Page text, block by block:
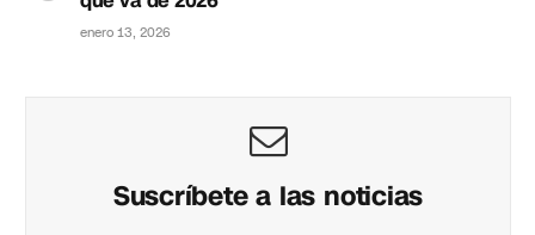
enero 13, 2026
Suscríbete a las noticias